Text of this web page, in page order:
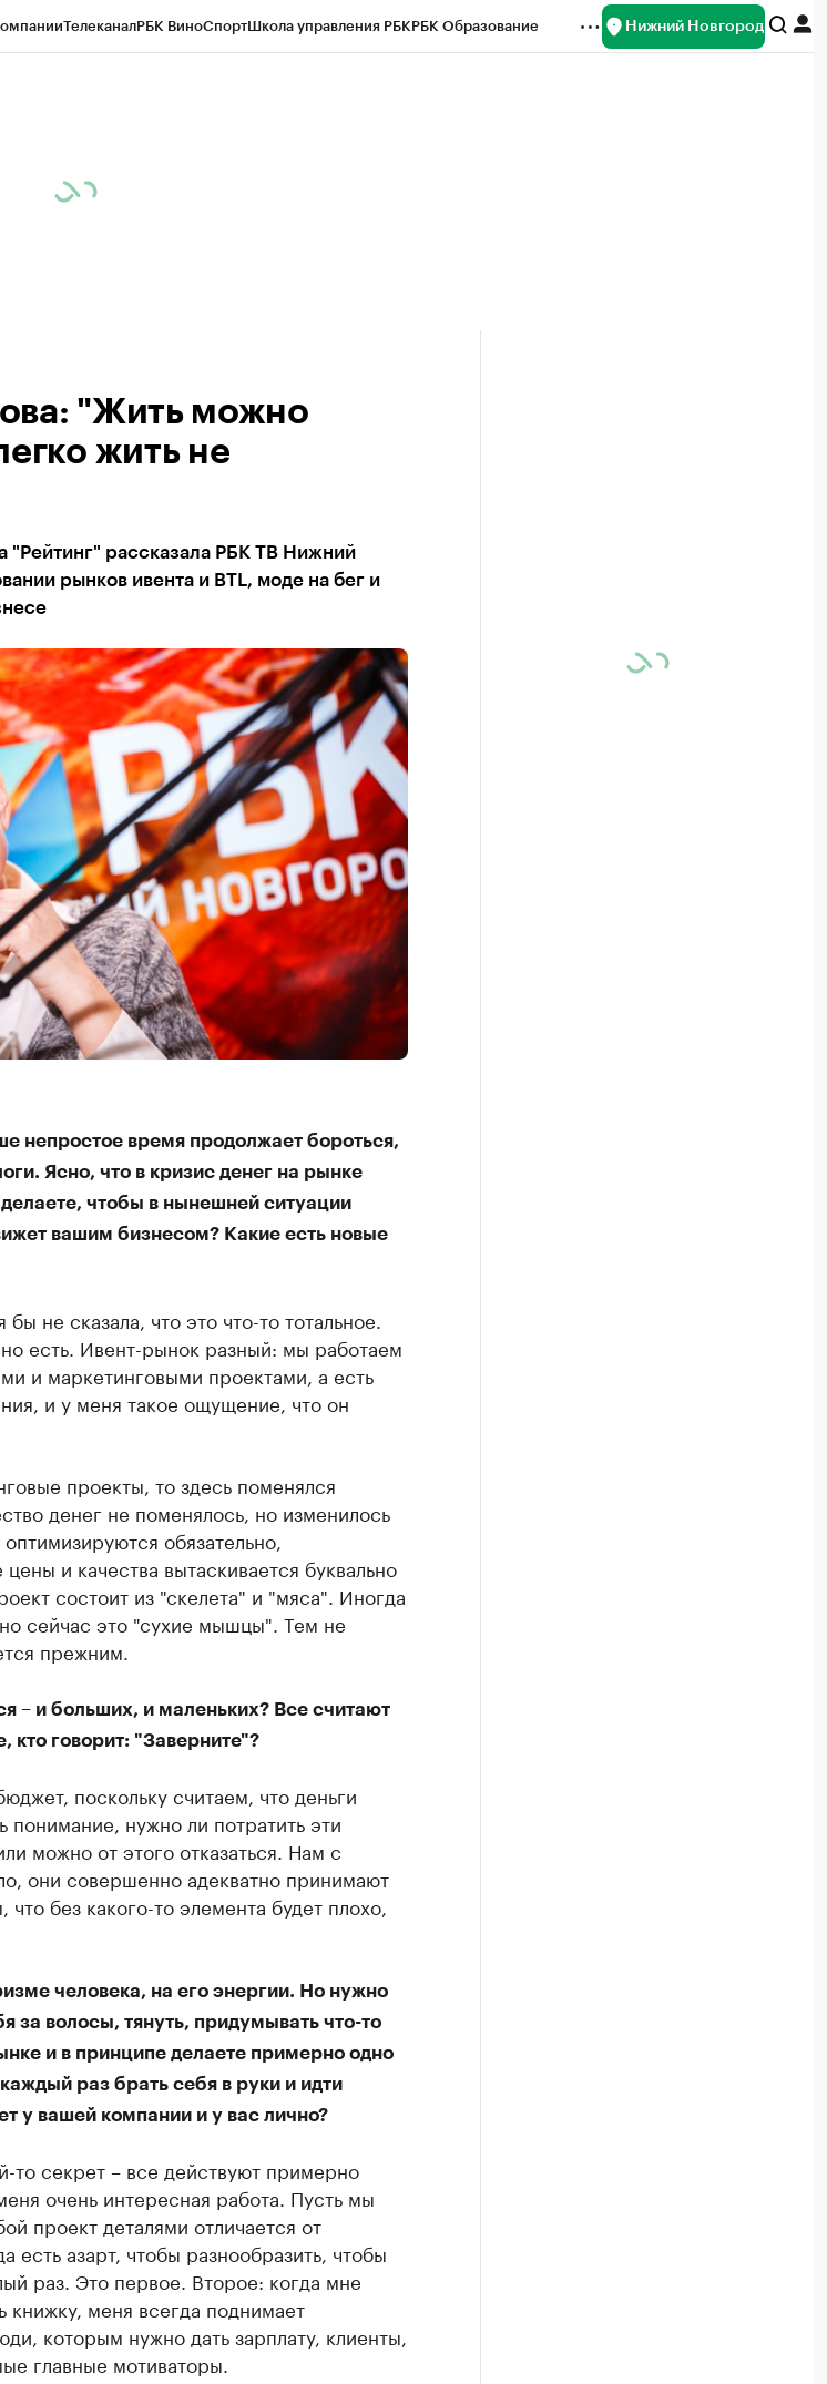
ТелеканалРБК ВиноСпортШкола управления РБКРБК Образование Нижний Новгород
"Жить можно
жить не
"Рейтинг" рассказала РБК ТВ Нижний
рынков ивента и BTL, моде на бег и
непростое время продолжает бороться,
Ясно, что в кризис денег на рынке
чтобы в нынешней ситуации
вашим бизнесом? Какие есть новые
не сказала, что это что-то тотальное.
есть. Ивент-рынок разный: мы работаем
и маркетинговыми проектами, а есть
и у меня такое ощущение, что он
проекты, то здесь поменялся
денег не поменялось, но изменилось
обязательно,
и качества вытаскивается буквально
состоит из "скелета" и "мяса". Иногда
сейчас это "сухие мышцы". Тем не
прежним.
– и больших, и маленьких? Все считают
кто говорит: "Заверните"?
поскольку считаем, что деньги
понимание, нужно ли потратить эти
можно от этого отказаться. Нам с
они совершенно адекватно принимают
без какого-то элемента будет плохо,
человека, на его энергии. Но нужно
за волосы, тянуть, придумывать что-то
и в принципе делаете примерно одно
раз брать себя в руки и идти
у вашей компании и у вас лично?
то секрет – все действуют примерно
очень интересная работа. Пусть мы
проект деталями отличается от
есть азарт, чтобы разнообразить, чтобы
раз. Это первое. Второе: когда мне
книжку, меня всегда поднимает
которым нужно дать зарплату, клиенты,
главные мотиваторы.